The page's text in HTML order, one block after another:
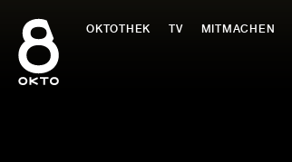
Inhalt
springen
OKTOTHEK TV MITMACHEN